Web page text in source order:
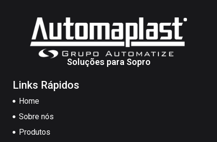
Soluções para Sopro
Links Rápidos
Home
Sobre nós
Produtos